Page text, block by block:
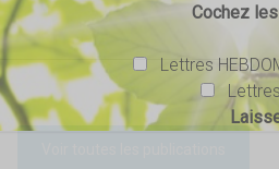
Cochez
Lettres